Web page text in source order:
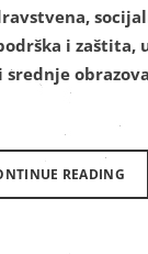
i zaštita,
srednje
READING